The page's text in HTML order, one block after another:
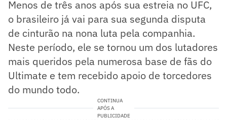
Menos de três anos após sua estreia no UFC,
o brasileiro já vai para sua segunda disputa
de cinturão na nona luta pela companhia.
Neste período, ele se tornou um dos lutadores
mais queridos pela numerosa base de fãs do
Ultimate e tem recebido apoio de torcedores
do mundo todo.
CONTINUA
APÓS A
PUBLICIDADE